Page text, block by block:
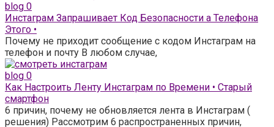
blog 0
Инстаграм Запрашивает Код Безопасности а Телефона
Этого •
Почему не приходит сообщение с кодом Инстаграм на
телефон и почту В любом случае,
blog 0
Как Настроить Ленту Инстаграм по Времени • Старый
смартфон
6 причин, почему не обновляется лента в Инстаграм (
решения) Рассмотрим 6 распространенных причин,